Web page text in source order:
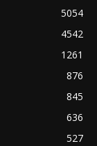
5054
4542
1261
876
845
636
527